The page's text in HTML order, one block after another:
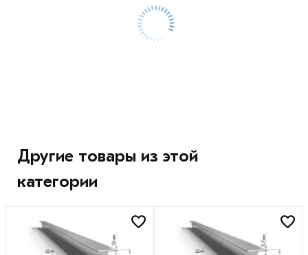
Другие товары из этой
категории